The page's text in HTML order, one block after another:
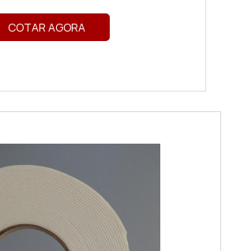
COTAR AGORA